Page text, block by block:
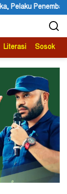
Asing
Literasi Sosok